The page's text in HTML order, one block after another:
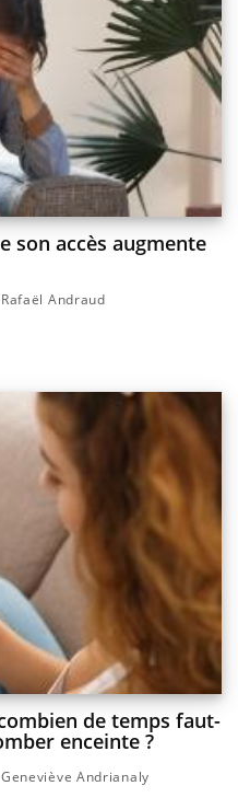
son accès augmente
Andraud
de temps faut-
enceinte ?
Andrianaly